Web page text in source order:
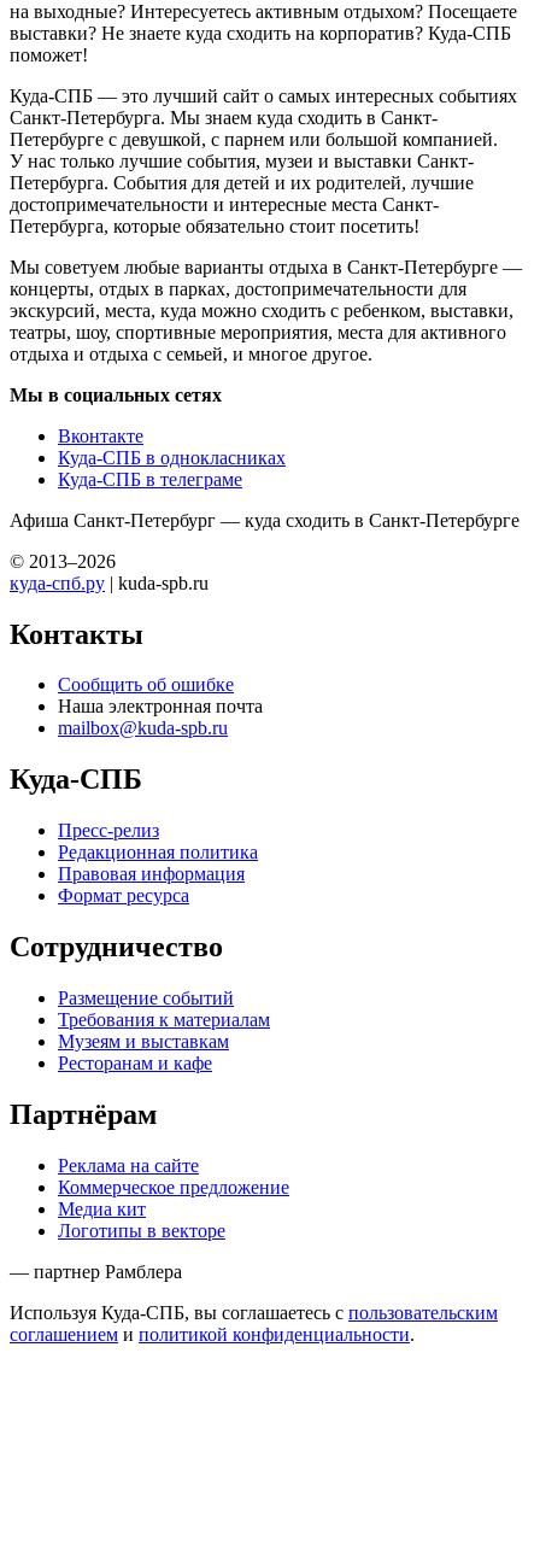
на выходные? Интересуетесь активным отдыхом? Посещаете
выставки? Не знаете куда сходить на корпоратив? Куда-СПБ
поможет!
Куда-СПБ — это лучший сайт о самых интересных событиях
Санкт-Петербурга. Мы знаем куда сходить в Санкт-
Петербурге с девушкой, с парнем или большой компанией.
У нас только лучшие события, музеи и выставки Санкт-
Петербурга. События для детей и их родителей, лучшие
достопримечательности и интересные места Санкт-
Петербурга, которые обязательно стоит посетить!
Мы советуем любые варианты отдыха в Санкт-Петербурге —
концерты, отдых в парках, достопримечательности для
экскурсий, места, куда можно сходить с ребенком, выставки,
театры, шоу, спортивные мероприятия, места для активного
отдыха и отдыха с семьей, и многое другое.
Мы в социальных сетях
Вконтакте
Куда-СПБ в однокласниках
Куда-СПБ в телеграме
Афиша Санкт-Петербург — куда сходить в Санкт-Петербурге
© 2013–2026
куда-спб.ру | kuda-spb.ru
Контакты
Сообщить об ошибке
Наша электронная почта
mailbox@kuda-spb.ru
Куда-СПБ
Пресс-релиз
Редакционная политика
Правовая информация
Формат ресурса
Сотрудничество
Размещение событий
Требования к материалам
Музеям и выставкам
Ресторанам и кафе
Партнёрам
Реклама на сайте
Коммерческое предложение
Медиа кит
Логотипы в векторе
— партнер Рамблера
Используя Куда-СПБ, вы соглашаетесь с пользовательским
соглашением и политикой конфиденциальности.